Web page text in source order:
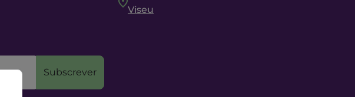
Viseu
Subscrever